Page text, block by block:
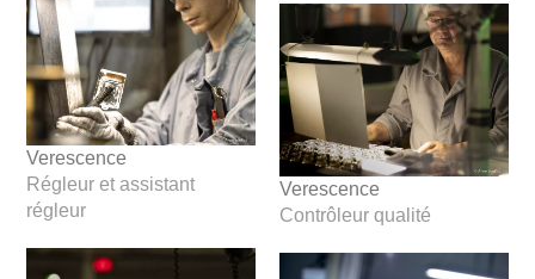
Verescence
Régleur et assistant
régleur
Verescence
Contrôleur qualité